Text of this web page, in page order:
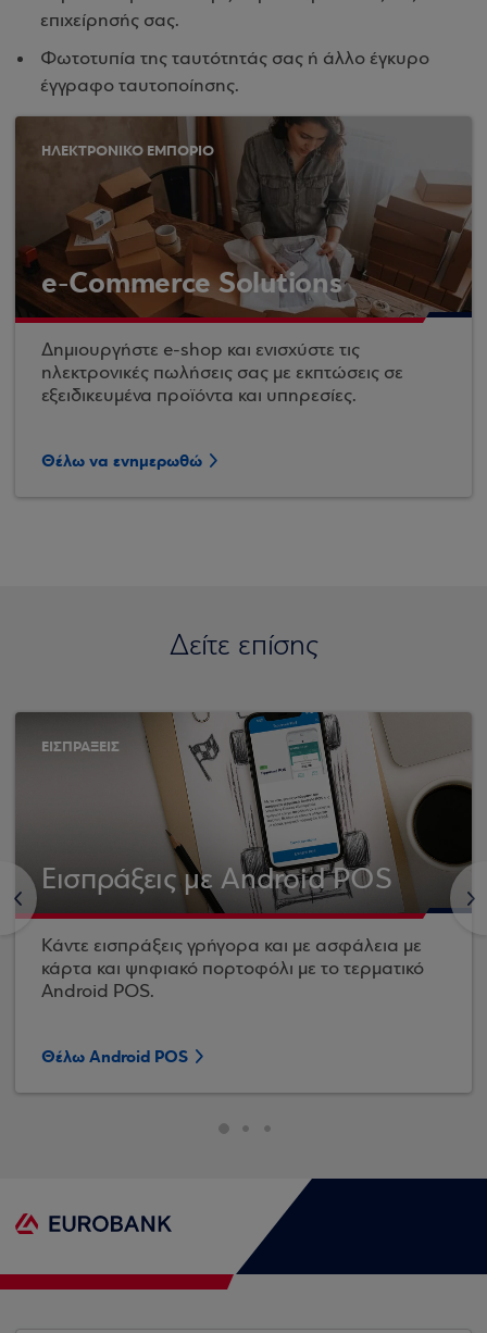
επιχείρησής σας.
Φωτοτυπία της ταυτότητάς σας ή άλλο έγκυρο
έγγραφο ταυτοποίησης.
ΗΛΕΚΤΡΟΝΙΚΟ ΕΜΠΟΡΙΟ
e-Commerce Solutions
Δημιουργήστε e-shop και ενισχύστε τις
ηλεκτρονικές πωλήσεις σας με εκπτώσεις σε
εξειδικευμένα προϊόντα και υπηρεσίες.
Θέλω να ενημερωθώ
Δείτε επίσης
<
ΕΙΣΠΡΑΞΕΙΣ
Εισπράξεις με Android POS
Κάντε εισπράξεις γρήγορα και με ασφάλεια με
κάρτα και ψηφιακό πορτοφόλι με το τερματικό
Android POS.
Θέλω Android POS
>